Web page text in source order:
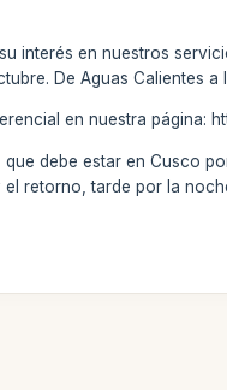
interés en nuestros
De Aguas Calientes
en nuestra página:
debe estar en Cusco
retorno, tarde por la